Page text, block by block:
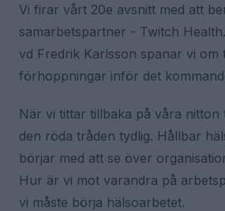
Vi firar vårt 20e avsnitt med att
samarbetspartner - Twitch
vd Fredrik Karlsson spanar vi om
förhoppningar inför det
När vi tittar tillbaka på våra nitton
den röda tråden tydlig. Hållbar
börjar med att se över
Hur är vi mot varandra på
vi måste börja hälsoarbetet.